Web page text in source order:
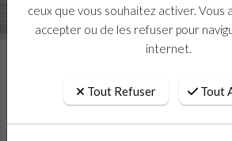
ceux que vous souhaitez activer. Vous
accepter ou de les refuser pour
internet.
Tout Refuser Tout
internet.
Tout Refuser
Personnaliser